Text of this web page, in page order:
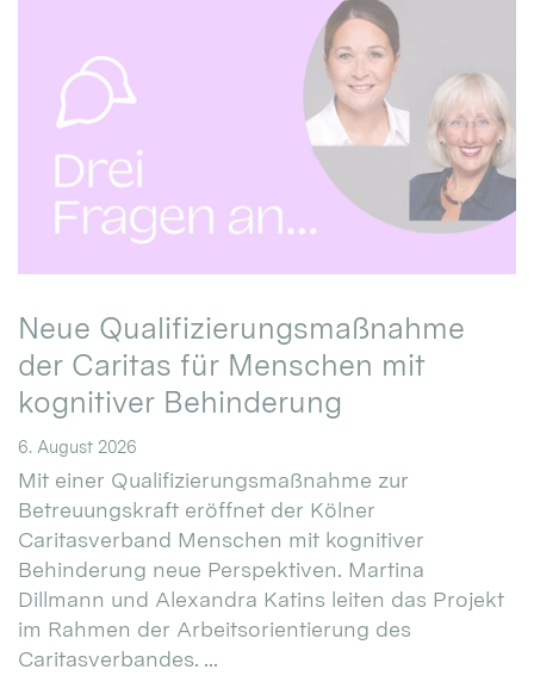
Neue Qualifizierungsmaßnahme
der Caritas für Menschen mit
kognitiver Behinderung
6. August 2026
Mit einer Qualifizierungsmaßnahme zur
Betreuungskraft eröffnet der Kölner
Caritasverband Menschen mit kognitiver
Behinderung neue Perspektiven. Martina
Dillmann und Alexandra Katins leiten das Projekt
im Rahmen der Arbeitsorientierung des
Caritasverbandes. ...